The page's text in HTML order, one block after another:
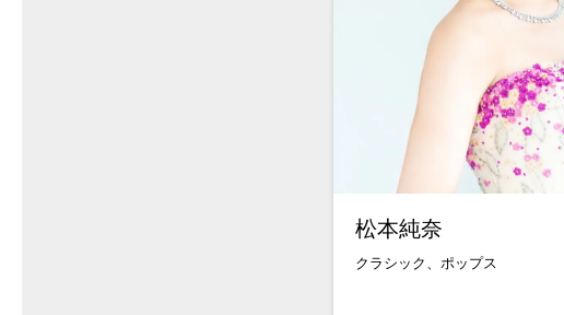
松本純奈
クラシック、ポップス